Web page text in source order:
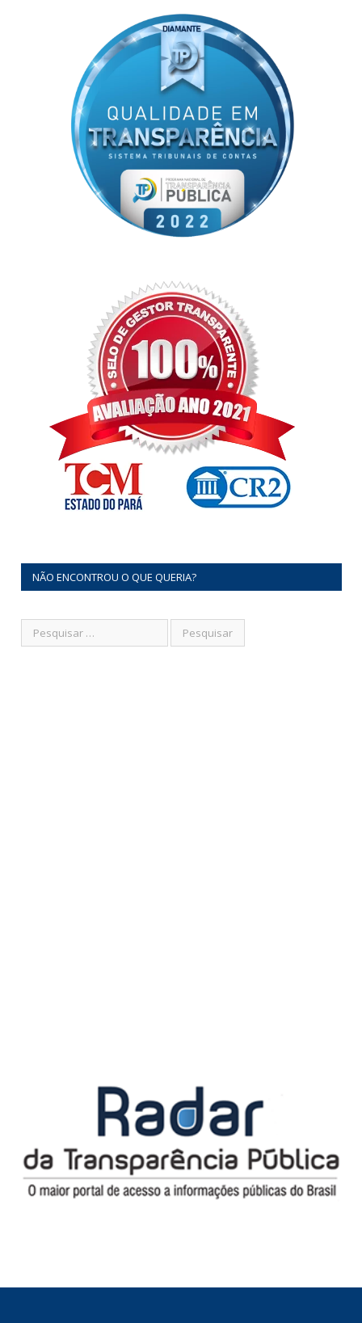
NÃO ENCONTROU O QUE QUERIA?